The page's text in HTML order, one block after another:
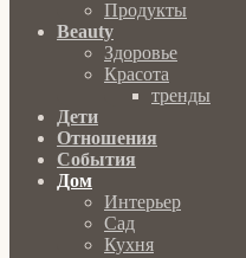
Продукты
Beauty
Здоровье
Красота
тренды
Дети
Отношения
События
Дом
Интерьер
Сад
Кухня